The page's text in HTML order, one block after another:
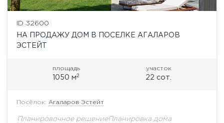
ID 32600
НА ПРОДАЖУ ДОМ В ПОСЕЛКЕ АГАЛАРОВ
ЭСТЕЙТ
площадь
1050 м2
участок
22 сот.
Посёлок: Агаларов Эстейт
Планировочное решениеПланировка дома